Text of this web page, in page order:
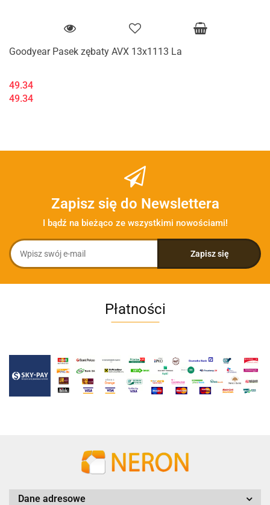
Goodyear Pasek zębaty AVX 13x1113 La
49.34
49.34
Zapisz się do Newslettera
I bądź na bieżąco ze wszystkimi nowościami!
Płatności
Dane adresowe